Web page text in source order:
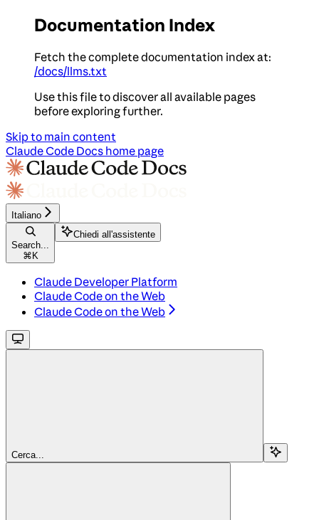
Documentation Index
Fetch the complete documentation index at:
/docs/llms.txt
Use this file to discover all available pages
before exploring further.
Skip to main content
Claude Code Docs home page
Italiano
Search...
⌘ K
Chiedi all'assistente
Claude Developer Platform
Claude Code on the Web
Claude Code on the Web
Cerca...